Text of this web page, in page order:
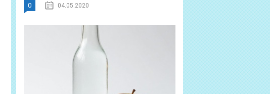
0 04.05.2020